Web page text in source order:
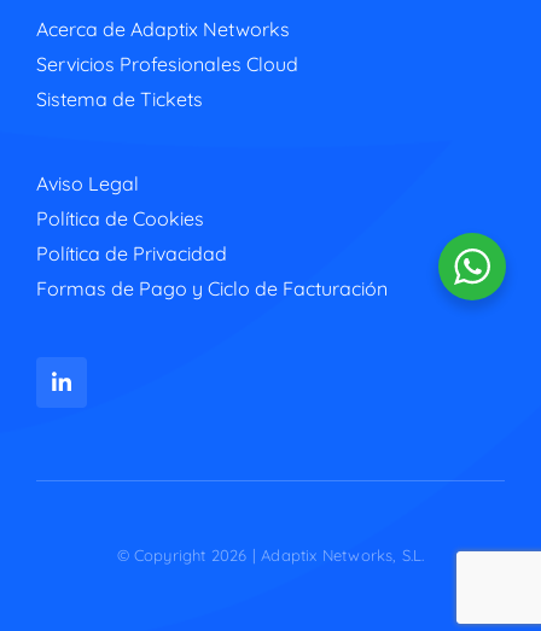
Acerca de Adaptix Networks
Servicios Profesionales Cloud
Sistema de Tickets
Aviso Legal
Política de Cookies
Política de Privacidad
Formas de Pago y Ciclo de Facturación
© Copyright 2026 | Adaptix Networks, S.L.